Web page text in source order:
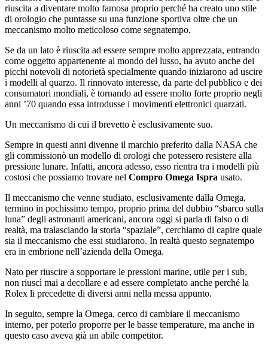
riuscita a diventare molto famosa proprio perché ha creato uno stile
di orologio che puntasse su una funzione sportiva oltre che un
meccanismo molto meticoloso come segnatempo.
Se da un lato è riuscita ad essere sempre molto apprezzata, entrando
come oggetto appartenente al mondo del lusso, ha avuto anche dei
picchi notevoli di notorietà specialmente quando iniziarono ad uscire
i modelli al quarzo. Il rinnovato interesse, da parte del pubblico e dei
consumatori mondiali, è tornando ad essere molto forte proprio negli
anni ’70 quando essa introdusse i movimenti elettronici quarzati.
Un meccanismo di cui il brevetto è esclusivamente suo.
Sempre in questi anni divenne il marchio preferito dalla NASA che
gli commissionò un modello di orologi che potessero resistere alla
pressione lunare. Infatti, ancora adesso, esso rientra tra i modelli più
costosi che possiamo trovare nel Compro Omega Ispra usato.
Il meccanismo che venne studiato, esclusivamente dalla Omega,
termino in pochissimo tempo, proprio prima del dubbio “sbarco sulla
luna” degli astronauti americani, ancora oggi si parla di falso o di
realtà, ma tralasciando la storia “spaziale”, cerchiamo di capire quale
sia il meccanismo che essi studiarono. In realtà questo segnatempo
era in embrione nell’azienda della Omega.
Nato per riuscire a sopportare le pressioni marine, utile per i sub,
non riuscì mai a decollare e ad essere completato anche perché la
Rolex li precedette di diversi anni nella messa appunto.
In seguito, sempre la Omega, cerco di cambiare il meccanismo
interno, per poterlo proporre per le basse temperature, ma anche in
questo caso aveva già un abile competitor.